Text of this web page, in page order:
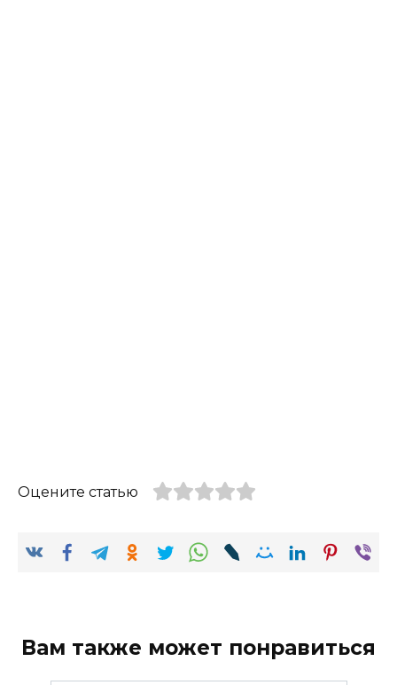
Оцените статью
Вам также может понравиться